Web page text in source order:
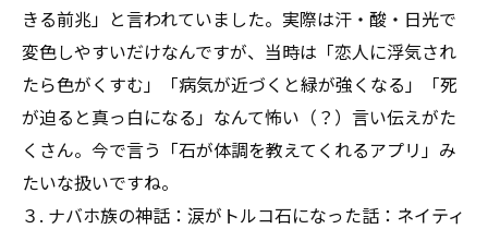
きる前兆」と言われていました。実際は汗・酸・日光で
変色しやすいだけなんですが、当時は「恋人に浮気され
たら色がくすむ」「病気が近づくと緑が強くなる」「死
が迫ると真っ白になる」なんて怖い（？）言い伝えがた
くさん。今で言う「石が体調を教えてくれるアプリ」み
たいな扱いですね。
３. ナバホ族の神話：涙がトルコ石になった話：ネイティ